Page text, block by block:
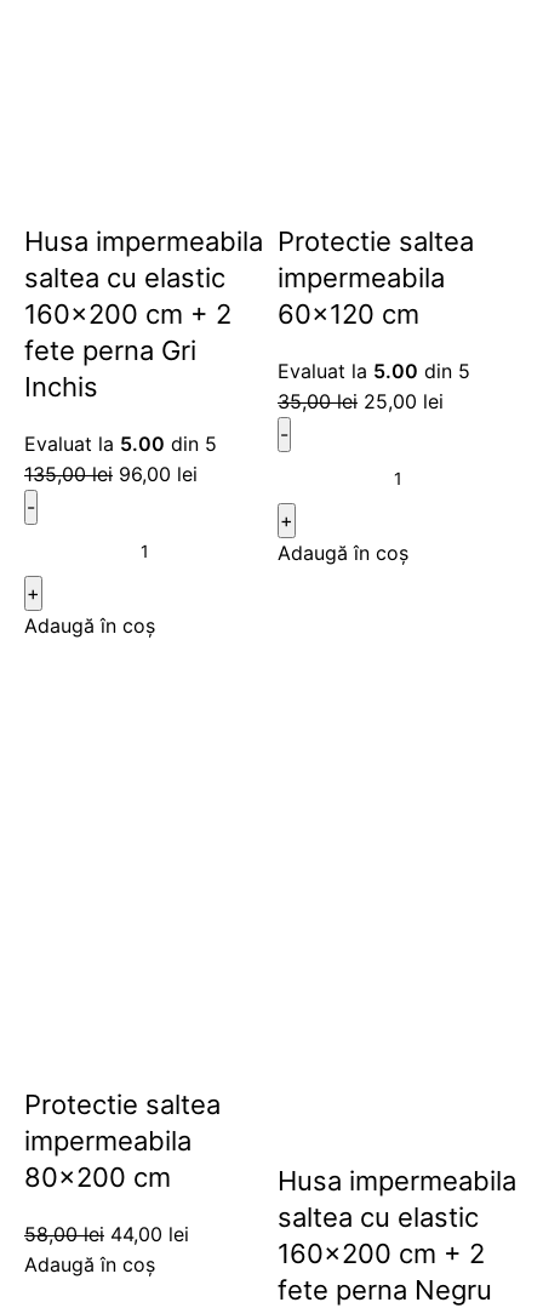
Husa impermeabila
saltea cu elastic
160×200 cm + 2
fete perna Gri
Inchis
Evaluat la 5.00 din 5
135,00lei 96,00 lei
Adaugă în coș
Protectie saltea
impermeabila
60×120 cm
Evaluat la 5.00 din 5
35,00lei 25,00 lei
Adaugă în coș
Protectie saltea
impermeabila
80×200 cm
58,00lei 44,00 lei
Adaugă în coș
Husa impermeabila
saltea cu elastic
160×200 cm + 2
fete perna Negru